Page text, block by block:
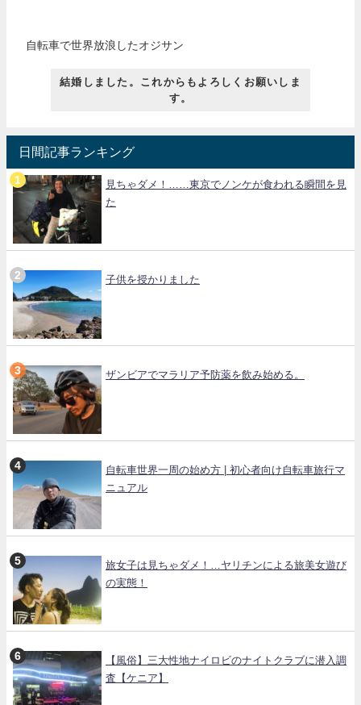
自転車で世界放浪したオジサン
結婚しました。これからもよろしくお願いしま
す。
日間記事ランキング
見ちゃダメ！……東京でノンケが食われる瞬間を見
た
子供を授かりました
ザンビアでマラリア予防薬を飲み始める。
自転車世界一周の始め方 | 初心者向け自転車旅行マ
ニュアル
旅女子は見ちゃダメ！…ヤリチンによる旅美女遊び
の実態！
【風俗】三大性地ナイロビのナイトクラブに潜入調
査【ケニア】